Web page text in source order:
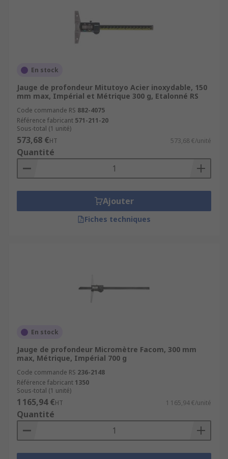
En stock
Jauge de profondeur Mitutoyo Acier inoxydable, 150
mm max, Impérial et Métrique 300 g, Etalonné RS
Code commande RS 882-4075
Référence fabricant 571-211-20
Sous-total (1 unité)
573,68 €HT 573,68 €/unité
Quantité
Ajouter
Fiches techniques
En stock
Jauge de profondeur Micromètre Facom, 300 mm
max, Métrique, Impérial 700 g
Code commande RS 236-2148
Référence fabricant 1350
Sous-total (1 unité)
1 165,94 €HT 1 165,94 €/unité
Quantité